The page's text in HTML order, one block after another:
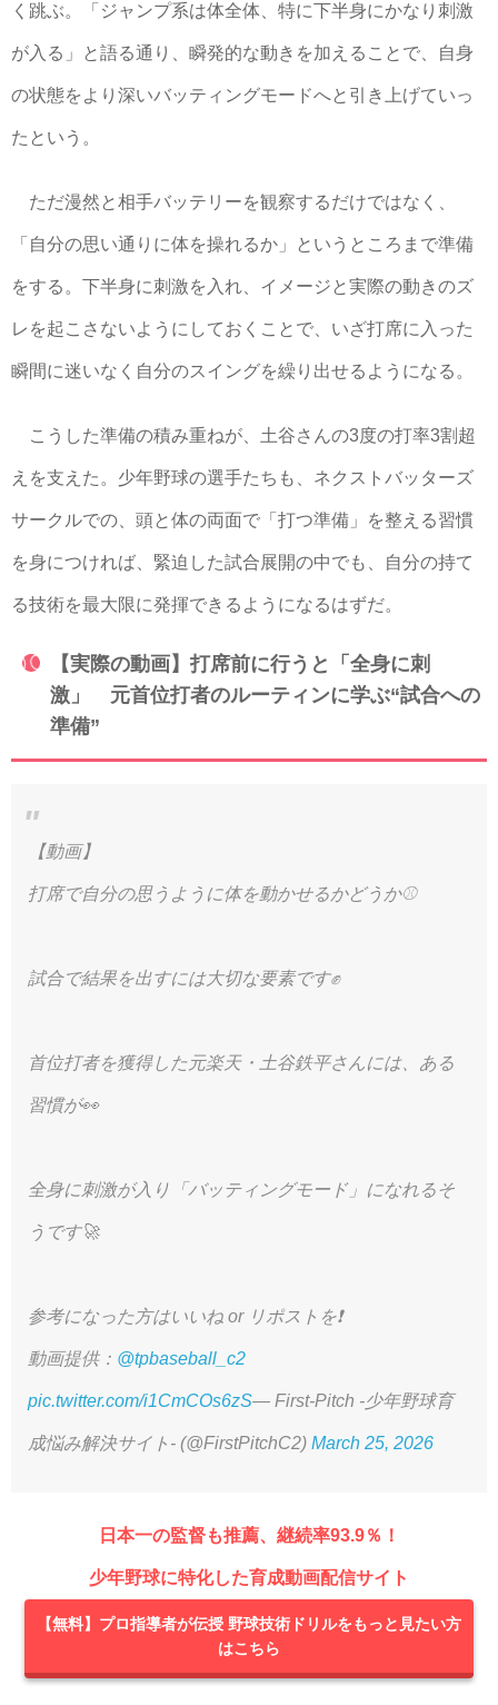
く跳ぶ。「ジャンプ系は体全体、特に下半身にかなり刺激
が入る」と語る通り、瞬発的な動きを加えることで、自身
の状態をより深いバッティングモードへと引き上げていっ
たという。
ただ漫然と相手バッテリーを観察するだけではなく、
「自分の思い通りに体を操れるか」というところまで準備
をする。下半身に刺激を入れ、イメージと実際の動きのズ
レを起こさないようにしておくことで、いざ打席に入った
瞬間に迷いなく自分のスイングを繰り出せるようになる。
こうした準備の積み重ねが、土谷さんの3度の打率3割超
えを支えた。少年野球の選手たちも、ネクストバッターズ
サークルでの、頭と体の両面で「打つ準備」を整える習慣
を身につければ、緊迫した試合展開の中でも、自分の持て
る技術を最大限に発揮できるようになるはずだ。
【実際の動画】打席前に行うと「全身に刺
激」 元首位打者のルーティンに学ぶ“試合への
準備”
【動画】
打席で自分の思うように体を動かせるかどうか⚾️
試合で結果を出すには大切な要素です✊
首位打者を獲得した元楽天・土谷鉄平さんには、ある
習慣が👀
全身に刺激が入り「バッティングモード」になれるそ
うです🚀
参考になった方はいいね or リポストを❗️
動画提供： @tpbaseball_c2
pic.twitter.com/i1CmCOs6zS— First-Pitch -少年野球育
成悩み解決サイト- (@FirstPitchC2) March 25, 2026
日本一の監督も推薦、継続率93.9％！
少年野球に特化した育成動画配信サイト
【無料】プロ指導者が伝授 野球技術ドリルをもっと見たい方
はこちら